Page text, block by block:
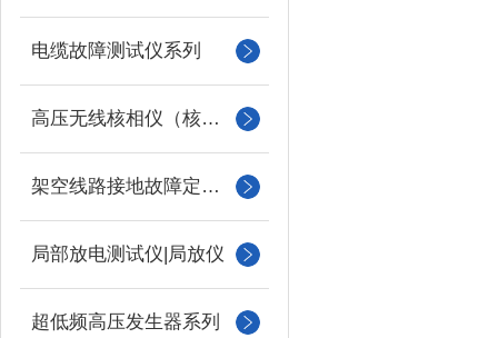
电缆故障测试仪系列
高压无线核相仪（核相器）
架空线路接地故障定位仪
局部放电测试仪|局放仪
超低频高压发生器系列